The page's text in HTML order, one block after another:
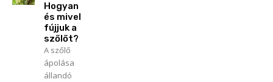
Hogyan
és mivel
fújjuk a
szőlőt?
A szőlő
ápolása
állandó